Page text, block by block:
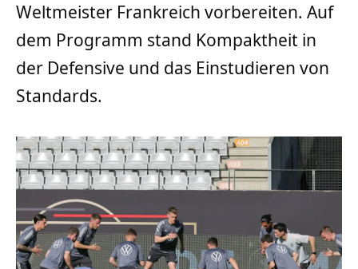
Weltmeister Frankreich vorbereiten. Auf
dem Programm stand Kompaktheit in
der Defensive und das Einstudieren von
Standards.